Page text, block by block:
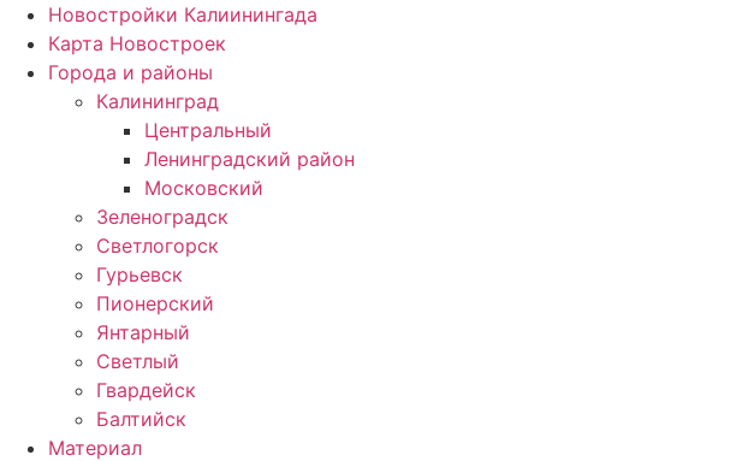
Новостройки Калиинингада
Карта Новостроек
Города и районы
Калининград
Центральный
Ленинградский район
Московский
Зеленоградск
Светлогорск
Гурьевск
Пионерский
Янтарный
Светлый
Гвардейск
Балтийск
Материал